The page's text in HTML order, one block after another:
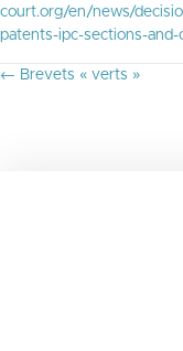
court.org/en/news/
patents-ipc-sections-and-
P
← Brevets « verts »